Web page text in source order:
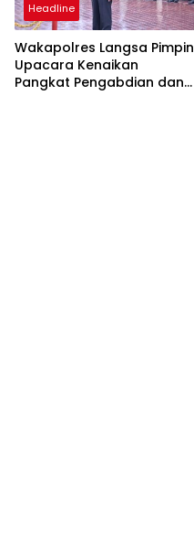
Headline
Wakapolres Langsa Pimpin
Upacara Kenaikan
Pangkat Pengabdian dan